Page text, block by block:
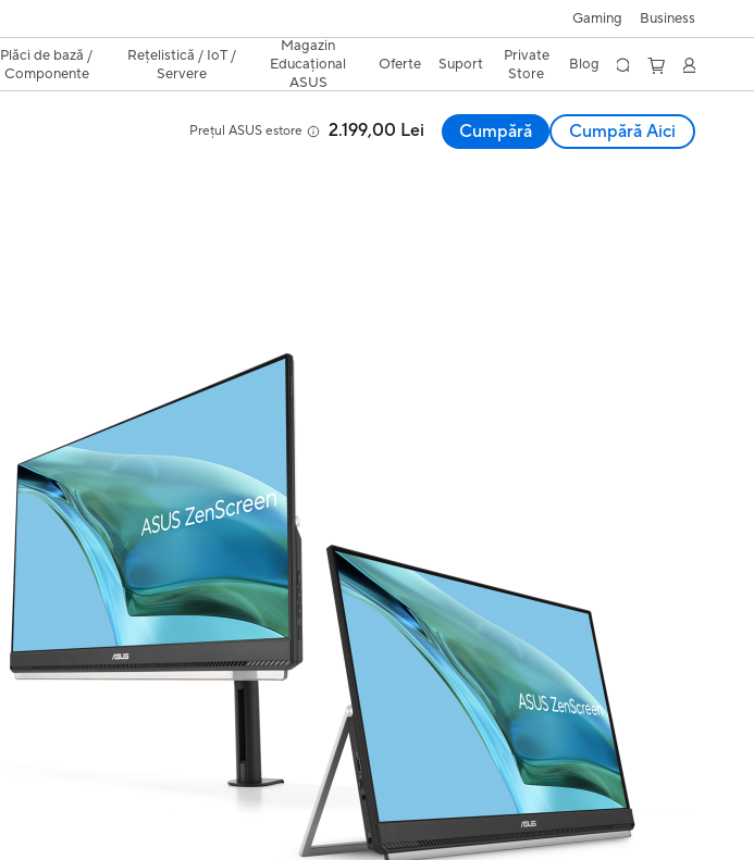
Gaming Business
Plăci de bază /
Componente
Rețelistică / IoT /
Servere
Magazin
Educațional
ASUS
Oferte Suport
Private
Store
Blog
Prețul ASUS estore 2.199,00 Lei Cumpără Cumpără Aici